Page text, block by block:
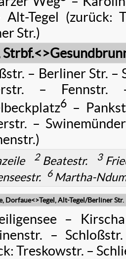
Alt-Tegel (zurück:
Str.)
– Berliner Str. –
– Fennstr.
6 –
–
2Beatestr. 3
6Martha-
Dorfaue<>Tegel, Alt-Tegel/Berliner Str.
–
–
Treskowstr. –